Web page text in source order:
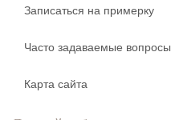
Записаться на примерку
Часто задаваемые вопросы
Карта сайта